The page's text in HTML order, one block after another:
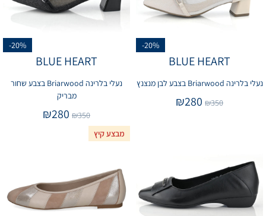
-20%
BLUE HEART
נעלי בלרינה Briarwood בצבע לבן מנצנץ
₪350
₪280
-20%
BLUE HEART
נעלי בלרינה Briarwood בצבע שחור
מבריק
₪350
₪280
מבצע קיץ